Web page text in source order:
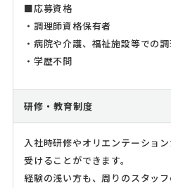
■応募資格
・調理師資格保有者
・病院や介護、福祉施設等での
・学歴不問
研修・教育制度
入社時研修やオリエンテーショ
受けることができます。
経験の浅い方も、周りのスタッ